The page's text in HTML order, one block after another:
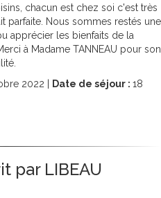
chacun est chez soi c'est très
parfaite. Nous sommes restés une
apprécier les bienfaits de la
à Madame TANNEAU pour son
2022 | Date de séjour : 18
par LIBEAU